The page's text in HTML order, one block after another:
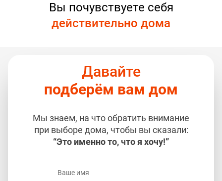
Вы почувствуете себя
действительно дома
Давайте
подберём вам дом
Мы знаем, на что обратить внимание
при выборе дома, чтобы вы сказали:
“Это именно то, что я хочу!”